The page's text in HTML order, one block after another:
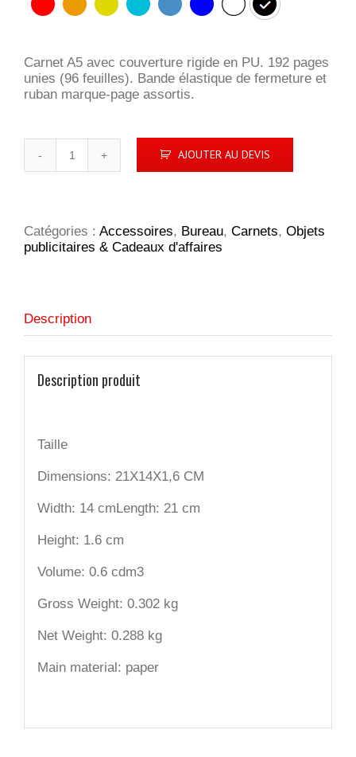
Carnet A5 avec couverture rigide en PU. 192 pages
unies (96 feuilles). Bande élastique de fermeture et
ruban marque-page assortis.
AJOUTER AU DEVIS
Catégories : Accessoires, Bureau, Carnets, Objets
publicitaires & Cadeaux d'affaires
Description
Description produit
Taille
Dimensions: 21X14X1,6 CM
Width: 14 cmLength: 21 cm
Height: 1.6 cm
Volume: 0.6 cdm3
Gross Weight: 0.302 kg
Net Weight: 0.288 kg
Main material: paper